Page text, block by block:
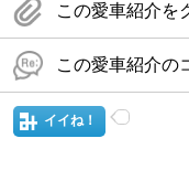
この愛車紹介を
この愛車紹介の
イイね！